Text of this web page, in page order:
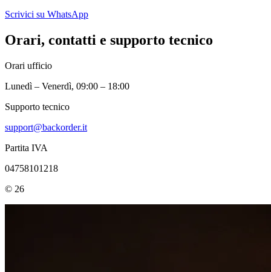
Scrivici su WhatsApp
Orari, contatti e supporto tecnico
Orari ufficio
Lunedì – Venerdì, 09:00 – 18:00
Supporto tecnico
support@backorder.it
Partita IVA
04758101218
© 26